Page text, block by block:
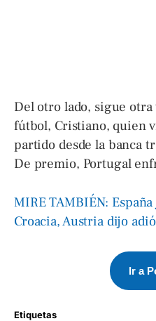
Del otro lado, sigue
fútbol, Cristiano, quien
partido desde la banca
De premio, Portugal
MIRE TAMBIÉN:
Croacia, Austria dijo
Ir a
Etiquetas